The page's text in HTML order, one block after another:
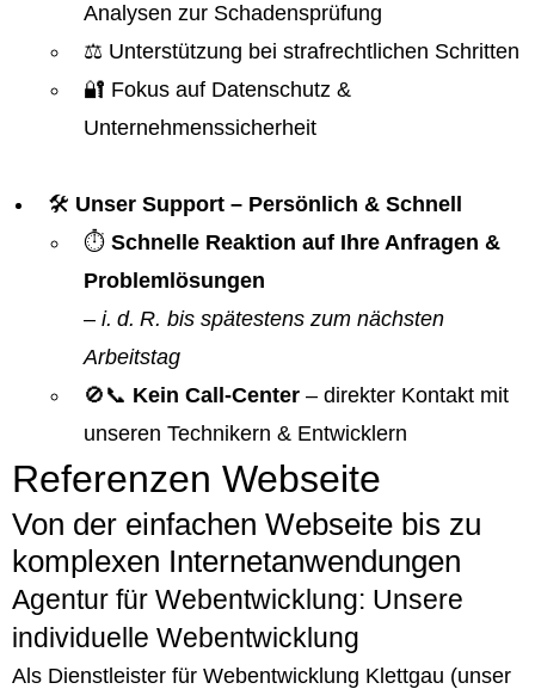
Analysen zur Schadensprüfung
⚖️ Unterstützung bei strafrechtlichen Schritten
🔐 Fokus auf Datenschutz &
Unternehmenssicherheit
🛠️ Unser Support – Persönlich & Schnell
⏱️ Schnelle Reaktion auf Ihre Anfragen &
Problemlösungen
– i. d. R. bis spätestens zum nächsten
Arbeitstag
🚫📞 Kein Call-Center – direkter Kontakt mit
unseren Technikern & Entwicklern
Referenzen Webseite
Von der einfachen Webseite bis zu
komplexen Internetanwendungen
Agentur für Webentwicklung: Unsere
individuelle Webentwicklung
Als Dienstleister für Webentwicklung Klettgau (unser